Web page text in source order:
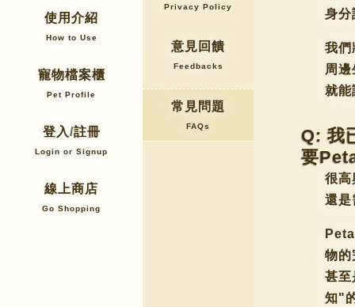
使用介紹
How to Use
寵物檔案櫃
Pet Profile
登入/註冊
Login or Signup
線上商店
Go Shopping
Privacy Policy
意見回饋
Feedbacks
常見問題
FAQs
身分
我們
周
就能
Q: 我
要
很高
還是
物的
甚至
知"